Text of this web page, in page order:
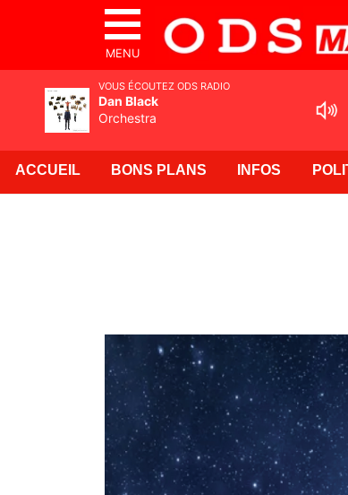
MENU
ACCUEIL BONS PLANS INFOS
VOUS ÉCOUTEZ ODS RADIO
Dan Black
Orchestra